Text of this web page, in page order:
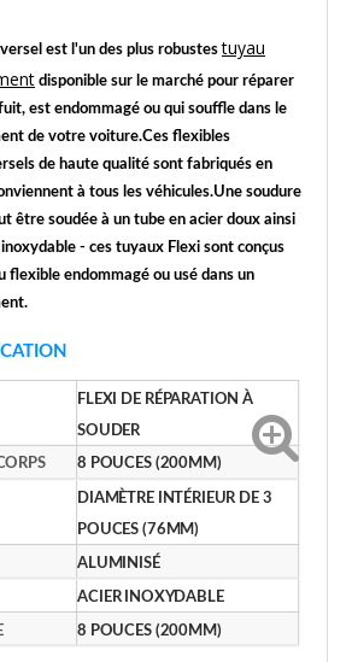
est l'un des plus robustestuyau
disponible sur le marché pour réparer
est endommagé ou qui souffle dans le
de votre voiture.Ces flexibles
de haute qualité sont fabriqués en
à tous les véhicules.Une soudure
être soudée à un tube en acier doux ainsi
- ces tuyaux Flexi sont conçus
flexible endommagé ou usé dans un
FLEXI DE RÉPARATION À
SOUDER
8 POUCES (200MM)
DIAMÈTRE INTÉRIEUR DE 3
POUCES (76MM)
ALUMINISÉ
ACIER INOXYDABLE
8 POUCES (200MM)